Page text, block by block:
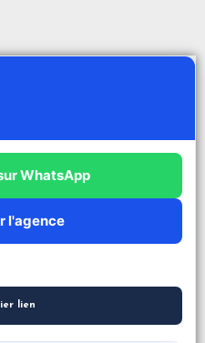
WhatsApp
l'agence
lien